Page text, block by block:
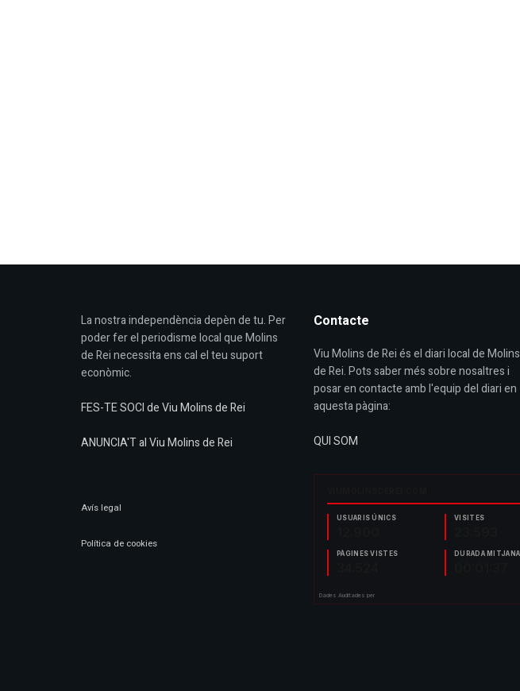
La nostra independència depèn de tu. Per
poder fer el periodisme local que Molins
de Rei necessita ens cal el teu suport
econòmic.
FES-TE SOCI de Viu Molins de Rei
ANUNCIA'T al Viu Molins de Rei
Avís legal
Política de cookies
Contacte
Viu Molins de Rei és el diari local de Molins
de Rei. Pots saber més sobre nosaltres i
posar en contacte amb l'equip del diari en
aquesta pàgina:
QUI SOM